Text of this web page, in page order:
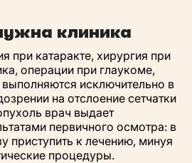
клиника
при катаракте, хирургия при
операции при глаукоме,
исключительно в
на отслоение сетчатки
врач выдает
первичного осмотра: в
приступить к лечению, минуя
процедуры.